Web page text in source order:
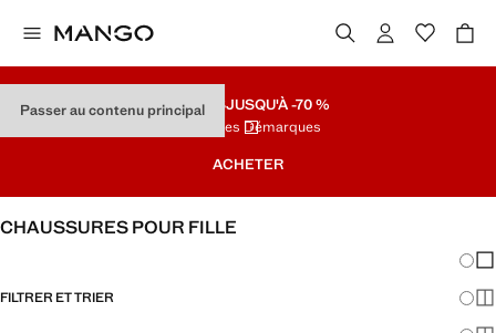
Passer au contenu principal
SOLDESJUSQU'À -70 %
Dernières Démarques
ACHETER
CHAUSSURES POUR FILLE
FILTRER ET TRIER